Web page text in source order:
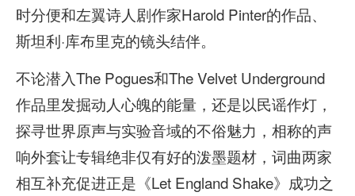
时分便和左翼诗人剧作家Harold Pinter的作品、
斯坦利·库布里克的镜头结伴。
不论潜入The Pogues和The Velvet Underground
作品里发掘动人心魄的能量，还是以民谣作灯，
探寻世界原声与实验音域的不俗魅力，相称的声
响外套让专辑绝非仅有好的泼墨题材，词曲两家
相互补充促进正是《Let England Shake》成功之